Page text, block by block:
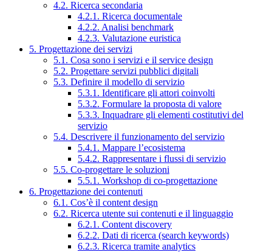
4.2. Ricerca secondaria
4.2.1. Ricerca documentale
4.2.2. Analisi benchmark
4.2.3. Valutazione euristica
5. Progettazione dei servizi
5.1. Cosa sono i servizi e il service design
5.2. Progettare servizi pubblici digitali
5.3. Definire il modello di servizio
5.3.1. Identificare gli attori coinvolti
5.3.2. Formulare la proposta di valore
5.3.3. Inquadrare gli elementi costitutivi del
servizio
5.4. Descrivere il funzionamento del servizio
5.4.1. Mappare l’ecosistema
5.4.2. Rappresentare i flussi di servizio
5.5. Co-progettare le soluzioni
5.5.1. Workshop di co-progettazione
6. Progettazione dei contenuti
6.1. Cos’è il content design
6.2. Ricerca utente sui contenuti e il linguaggio
6.2.1. Content discovery
6.2.2. Dati di ricerca (search keywords)
6.2.3. Ricerca tramite analytics